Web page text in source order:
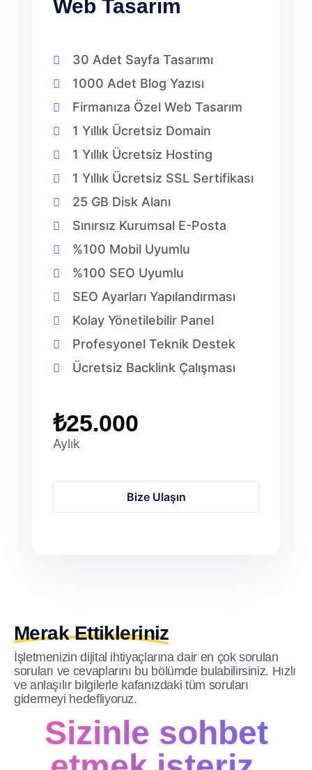
Web Tasarım
30 Adet Sayfa Tasarımı
1000 Adet Blog Yazısı
Firmanıza Özel Web Tasarım
1 Yıllık Ücretsiz Domain
1 Yıllık Ücretsiz Hosting
1 Yıllık Ücretsiz SSL Sertifikası
25 GB Disk Alanı
Sınırsız Kurumsal E-Posta
%100 Mobil Uyumlu
%100 SEO Uyumlu
SEO Ayarları Yapılandırması
Kolay Yönetilebilir Panel
Profesyonel Teknik Destek
Ücretsiz Backlink Çalışması
₺25.000
Aylık
Bize Ulaşın
Merak Ettikleriniz
İşletmenizin dijital ihtiyaçlarına dair en çok sorulan
soruları ve cevaplarını bu bölümde bulabilirsiniz. Hızlı
ve anlaşılır bilgilerle kafanızdaki tüm soruları
gidermeyi hedefliyoruz.
Sizinle sohbet